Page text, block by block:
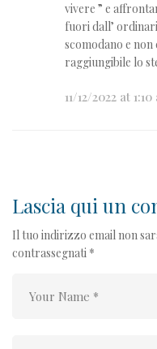
vivere ” e
fuori dall’
scomodano e
raggiungibile lo
11/12/2022 at 1:10
Lascia qui un
Il tuo indirizzo email non
contrassegnati *